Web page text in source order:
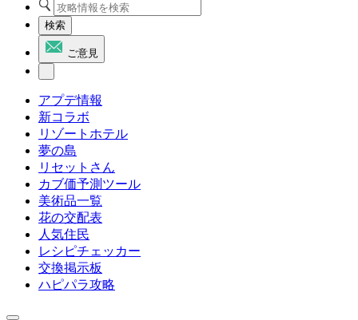
検索
ご意見
アプデ情報
新コラボ
リゾートホテル
夢の島
リセットさん
カブ価予測ツール
美術品一覧
花の交配表
人気住民
レシピチェッカー
交換掲示板
ハピパラ攻略